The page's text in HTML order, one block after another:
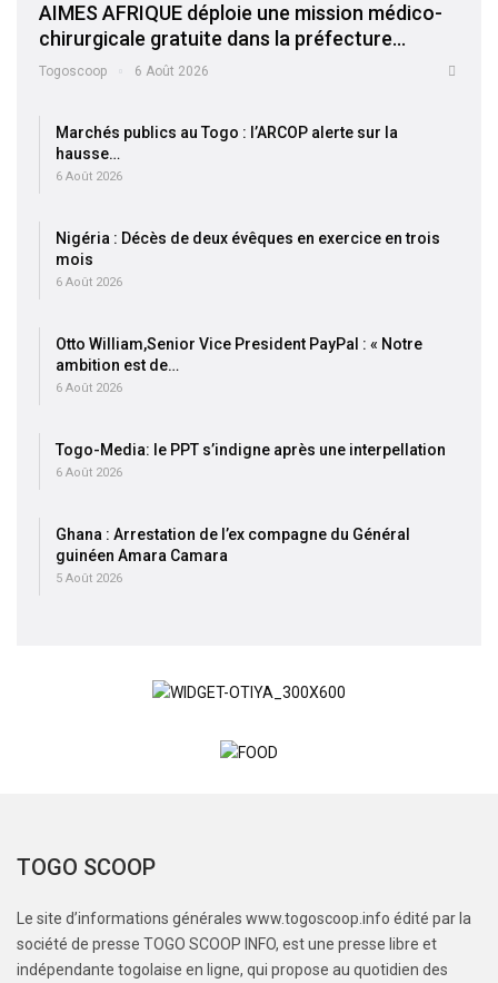
AIMES AFRIQUE déploie une mission médico-
chirurgicale gratuite dans la préfecture…
Togoscoop 6 Août 2026
Marchés publics au Togo : l’ARCOP alerte sur la
hausse…
6 Août 2026
Nigéria : Décès de deux évêques en exercice en trois
mois
6 Août 2026
Otto William,Senior Vice President PayPal : « Notre
ambition est de…
6 Août 2026
Togo-Media: le PPT s’indigne après une interpellation
6 Août 2026
Ghana : Arrestation de l’ex compagne du Général
guinéen Amara Camara
5 Août 2026
TOGO SCOOP
Le site d’informations générales www.togoscoop.info édité par la
société de presse TOGO SCOOP INFO, est une presse libre et
indépendante togolaise en ligne, qui propose au quotidien des